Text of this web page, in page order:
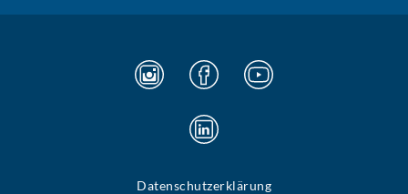
Datenschutzerklärung